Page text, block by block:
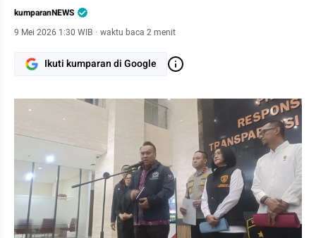
kumparanNEWS
9 Mei 2026 1:30 WIB · waktu baca 2 menit
Ikuti kumparan di Google